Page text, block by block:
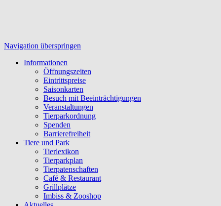
Navigation überspringen
Informationen
Öffnungszeiten
Eintrittspreise
Saisonkarten
Besuch mit Beeinträchtigungen
Veranstaltungen
Tierparkordnung
Spenden
Barrierefreiheit
Tiere und Park
Tierlexikon
Tierparkplan
Tierpatenschaften
Café & Restaurant
Grillplätze
Imbiss & Zooshop